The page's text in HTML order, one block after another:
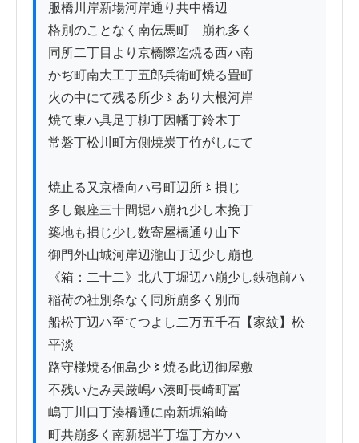
服橋川岸新場河岸通り共中橋辺
格別のことなく南伝馬町ゟ崩れ多く
同所二丁目より京橋際迄焼る西ハ南
かぢ町南大工丁五郎兵衛町焼る畳町
火の中にて残る所少〻あり大根河岸
焼て東ハ具足丁柳丁因幡丁鈴木丁
常磐丁松川町方側焼炭丁竹がしにて
焼止る又京橋向ハ弓町辺所〻損じ
多し銀座三十間堀ハ崩れ少し木挽丁
築地も損じ少し数寄屋橋通り山下
御門外山城河岸辺瀧山丁辺少し崩也
《箱：二十二》北八丁堀辺ハ崩少し鉄砲前ハ
稲荷の社別条なく同所崩多く別而
船松丁辺ハ至てつよし二万五千石【家紋】松
平淡
路守様焼る佃島少〻焼る此辺御屋敷
不残いたみ㚑厳嶋ハ湊町長崎町冨
嶋丁川口丁湊橋通に南新堀箱崎
町共崩多く南新堀半丁塩丁方かハ